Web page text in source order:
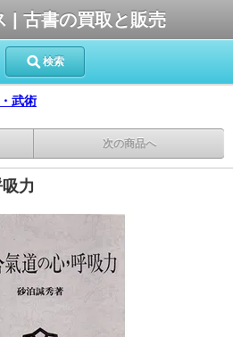
| 古書の買取と販売
検索
武術
次の商品へ
力